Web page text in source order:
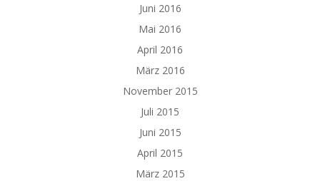
Juni 2016
Mai 2016
April 2016
März 2016
November 2015
Juli 2015
Juni 2015
April 2015
März 2015